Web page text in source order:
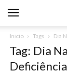
Inicio Tags Dia
Tag: Dia
Deficiência